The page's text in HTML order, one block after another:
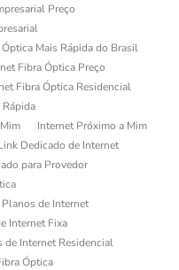
Preço
Mais Rápida do Brasil
Fibra Óptica Preço
Fibra Óptica Residencial
Internet Próximo a Mim
Dedicado de Internet
para Provedor
de Internet
Internet Fixa
de Internet Residencial
Óptica